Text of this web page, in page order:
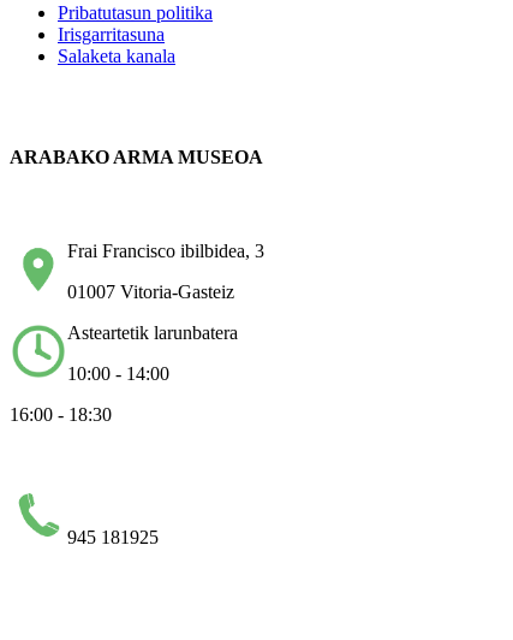
Pribatutasun politika
Irisgarritasuna
Salaketa kanala
ARABAKO ARMA MUSEOA
Frai Francisco ibilbidea, 3
01007 Vitoria-Gasteiz
Asteartetik larunbatera
10:00 - 14:00
16:00 - 18:30
945 181925